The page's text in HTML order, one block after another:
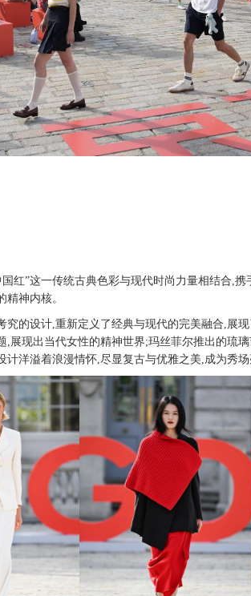
红”这一传统古典色彩与现代时尚力量相结合,
神内核。
究的设计,重新定义了经典与现代的完美融合,展
展现出当代女性的精神世界;玛丝菲尔推出的琉
洋溢着浪漫情怀,尽显复古与优雅之美,成为秀场